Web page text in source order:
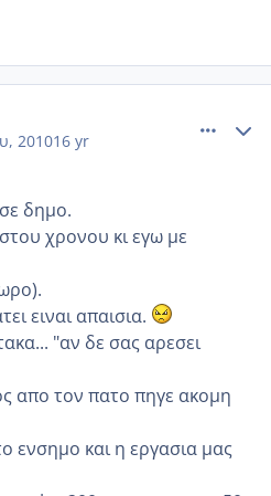
201016 yr
δημο.
χρονου κι εγω με
ειναι απαισια.
"αν δε σας αρεσει
απο τον πατο πηγε ακομη
ενσημο και η εργασια μας